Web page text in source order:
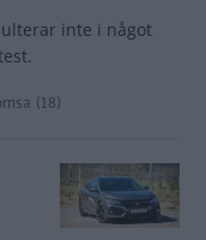
inte i något
(18)